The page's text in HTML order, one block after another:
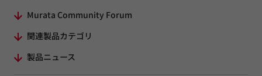
Murata Community Forum
関連製品カテゴリ
製品ニュース